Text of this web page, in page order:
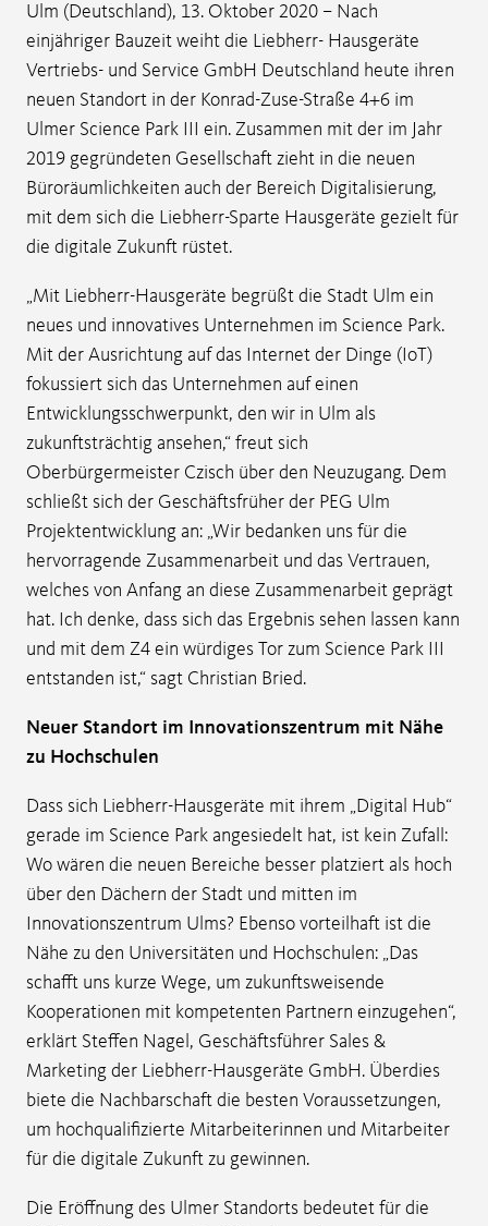
Ulm (Deutschland), 13. Oktober 2020 – Nach
einjähriger Bauzeit weiht die Liebherr- Hausgeräte
Vertriebs- und Service GmbH Deutschland heute ihren
neuen Standort in der Konrad-Zuse-Straße 4+6 im
Ulmer Science Park III ein. Zusammen mit der im Jahr
2019 gegründeten Gesellschaft zieht in die neuen
Büroräumlichkeiten auch der Bereich Digitalisierung,
mit dem sich die Liebherr-Sparte Hausgeräte gezielt für
die digitale Zukunft rüstet.
„Mit Liebherr-Hausgeräte begrüßt die Stadt Ulm ein
neues und innovatives Unternehmen im Science Park.
Mit der Ausrichtung auf das Internet der Dinge (IoT)
fokussiert sich das Unternehmen auf einen
Entwicklungsschwerpunkt, den wir in Ulm als
zukunftsträchtig ansehen,“ freut sich
Oberbürgermeister Czisch über den Neuzugang. Dem
schließt sich der Geschäftsfrüher der PEG Ulm
Projektentwicklung an: „Wir bedanken uns für die
hervorragende Zusammenarbeit und das Vertrauen,
welches von Anfang an diese Zusammenarbeit geprägt
hat. Ich denke, dass sich das Ergebnis sehen lassen kann
und mit dem Z4 ein würdiges Tor zum Science Park III
entstanden ist,“ sagt Christian Bried.
Neuer Standort im Innovationszentrum mit Nähe
zu Hochschulen
Dass sich Liebherr-Hausgeräte mit ihrem „Digital Hub“
gerade im Science Park angesiedelt hat, ist kein Zufall:
Wo wären die neuen Bereiche besser platziert als hoch
über den Dächern der Stadt und mitten im
Innovationszentrum Ulms? Ebenso vorteilhaft ist die
Nähe zu den Universitäten und Hochschulen: „Das
schafft uns kurze Wege, um zukunftsweisende
Kooperationen mit kompetenten Partnern einzugehen“,
erklärt Steffen Nagel, Geschäftsführer Sales &
Marketing der Liebherr-Hausgeräte GmbH. Überdies
biete die Nachbarschaft die besten Voraussetzungen,
um hochqualifizierte Mitarbeiterinnen und Mitarbeiter
für die digitale Zukunft zu gewinnen.
Die Eröffnung des Ulmer Standorts bedeutet für die